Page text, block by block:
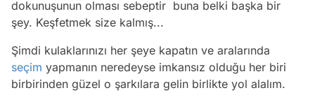
dokunuşunun olması sebeptir buna belki başka bir
şey. Keşfetmek size kalmış...
Şimdi kulaklarınızı her şeye kapatın ve aralarında
seçim yapmanın neredeyse imkansız olduğu her biri
birbirinden güzel o şarkılara gelin birlikte yol alalım.